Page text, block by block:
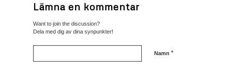
Lämna en kommentar
Want to join the discussion?
Dela med dig av dina synpunkter!
Namn *